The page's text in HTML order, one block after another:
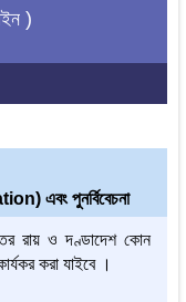
)
এবং পুনর্বিবেচনা
রায় ও দণ্ডাদেশ কোন
করা যাইবে ।